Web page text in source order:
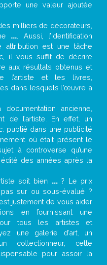
une valeur ajoutée
milliers de décorateurs,
... . Aussi, l’identification
est une tâche
il vous suffit de décrire
aux résultats obtenus et
l’artiste et les livres,
dans lesquels l’œuvre a
ancienne,
de l’artiste. En effet, un
publié dans une publicité
où était présent le
à controverse qu’une
des années après la
soit bien ...? Le prix
pas sur ou sous-évalué ?
justement de vous aider
en fournissant une
tous les artistes et
une galerie d’art, un
collectionneur, cette
pour assoir la